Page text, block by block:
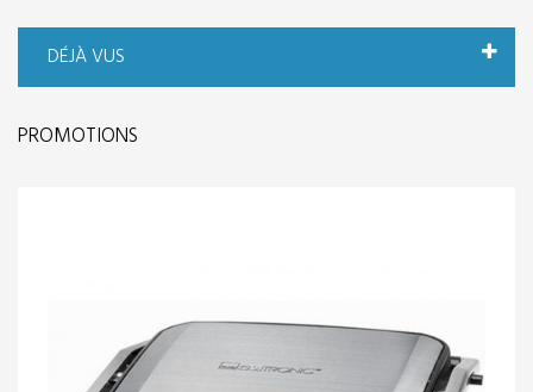
DÉJÀ VUS
PROMOTIONS